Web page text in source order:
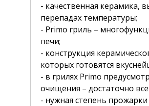
- качественная керамика,
перепадах температуры;
- Primo гриль –
печи;
- конструкция
которых готовятся
- в грилях Primo
очищения – достаточно
- нужная степень